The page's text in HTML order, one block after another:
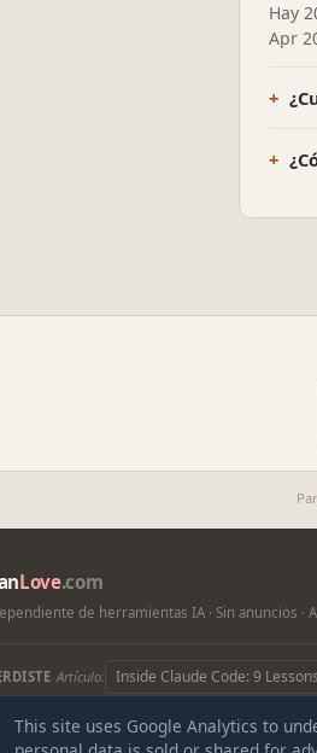
Hay
Apr
Love.com
de herramientas IA · Sin anuncios ·
Artículo: Inside Claude Code: 9
This site uses Google Analytics to